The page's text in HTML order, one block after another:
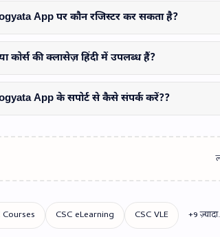
App पर कौन रजिस्टर कर सकता है?
कोर्स की क्लासेज़ हिंदी में उपलब्ध हैं?
App के सपोर्ट से कैसे संपर्क करें??